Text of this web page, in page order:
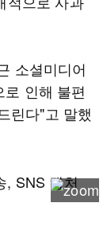
소셜미디어
인해 불편
린다"고 말했